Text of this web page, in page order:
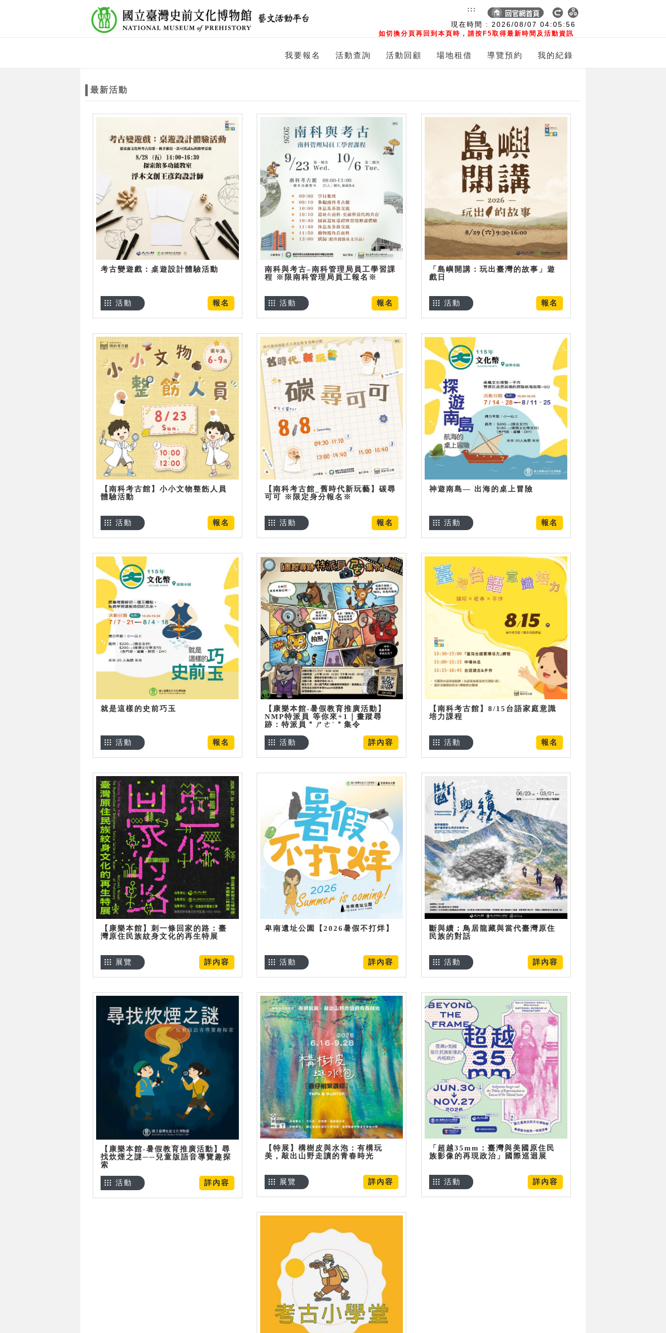
現在時間 : 2026/08/07 04:05:57
如切換分頁再回到本頁時，請按F5取得最新時間及活動資訊
:::
我要報名 活動查詢 活動回顧 場地租借 導覽預約 我的紀錄
最新活動
考古變遊戲：桌遊設計體驗活動
報名
活動
南科與考古–南科管理局員工學習課
程 ※限南科管理局員工報名※
報名
活動
「島嶼開講：玩出臺灣的故事」遊
戲日
報名
活動
【南科考古館】小小文物整飭人員
體驗活動
報名
活動
【南科考古館_舊時代新玩藝】碳尋
可可 ※限定身分報名※
報名
活動
神遊南島— 出海的桌上冒險
報名
活動
就是這樣的史前巧玉
報名
活動
【康樂本館-暑假教育推廣活動】
NMP特派員 等你來+1｜畫蹤尋
跡：特派員＂ㄕㄜˋ＂集令
詳內容
活動
【南科考古館】8/15台語家庭意識
培力課程
報名
活動
【康樂本館】刺一條回家的路：臺
灣原住民族紋身文化的再生特展
詳內容
展覽
卑南遺址公園【2026暑假不打烊】
詳內容
活動
斷與續：鳥居龍藏與當代臺灣原住
民族的對話
詳內容
活動
【康樂本館-暑假教育推廣活動】尋
找炊煙之謎──兒童版語音導覽趣探
索
詳內容
活動
【特展】構樹皮與水泡：有構玩
美，敲出山野走讀的青春時光
詳內容
展覽
「超越35mm：臺灣與美國原住民
族影像的再現政治」國際巡迴展
詳內容
活動